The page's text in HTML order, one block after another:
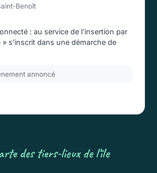
Benoît
: au service de l’insertion par
» s’inscrit dans une démarche de
annoncé
des tiers-lieux de l'île